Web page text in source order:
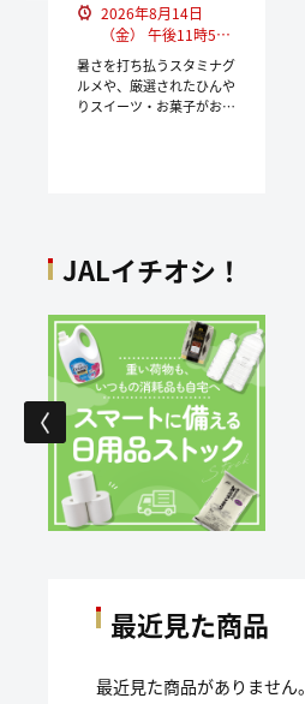
2026年8月14日
（金） 午後11時59
分まで
暑さを打ち払うスタミナグ
ルメや、厳選されたひんや
りスイーツ・お菓子がおト
JALイチオシ！
最近見た商品
最近見た商品がありません。